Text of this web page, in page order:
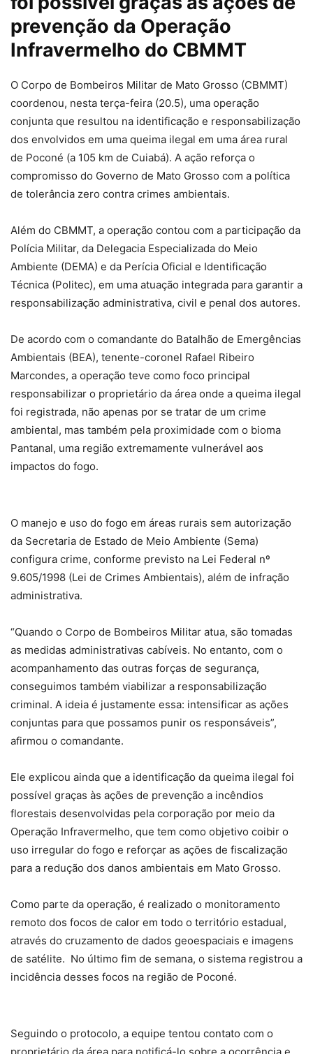
prevenção da Operação
Infravermelho do CBMMT
O Corpo de Bombeiros Militar de Mato Grosso (CBMMT)
coordenou, nesta terça-feira (20.5), uma operação
conjunta que resultou na identificação e responsabilização
dos envolvidos em uma queima ilegal em uma área rural
de Poconé (a 105 km de Cuiabá). A ação reforça o
compromisso do Governo de Mato Grosso com a política
de tolerância zero contra crimes ambientais.
Além do CBMMT, a operação contou com a participação da
Polícia Militar, da Delegacia Especializada do Meio
Ambiente (DEMA) e da Perícia Oficial e Identificação
Técnica (Politec), em uma atuação integrada para garantir a
responsabilização administrativa, civil e penal dos autores.
De acordo com o comandante do Batalhão de Emergências
Ambientais (BEA), tenente-coronel Rafael Ribeiro
Marcondes, a operação teve como foco principal
responsabilizar o proprietário da área onde a queima ilegal
foi registrada, não apenas por se tratar de um crime
ambiental, mas também pela proximidade com o bioma
Pantanal, uma região extremamente vulnerável aos
impactos do fogo.
O manejo e uso do fogo em áreas rurais sem autorização
da Secretaria de Estado de Meio Ambiente (Sema)
configura crime, conforme previsto na Lei Federal nº
9.605/1998 (Lei de Crimes Ambientais), além de infração
administrativa.
“Quando o Corpo de Bombeiros Militar atua, são tomadas
as medidas administrativas cabíveis. No entanto, com o
acompanhamento das outras forças de segurança,
conseguimos também viabilizar a responsabilização
criminal. A ideia é justamente essa: intensificar as ações
conjuntas para que possamos punir os responsáveis”,
afirmou o comandante.
Ele explicou ainda que a identificação da queima ilegal foi
possível graças às ações de prevenção a incêndios
florestais desenvolvidas pela corporação por meio da
Operação Infravermelho, que tem como objetivo coibir o
uso irregular do fogo e reforçar as ações de fiscalização
para a redução dos danos ambientais em Mato Grosso.
Como parte da operação, é realizado o monitoramento
remoto dos focos de calor em todo o território estadual,
através do cruzamento de dados geoespaciais e imagens
de satélite. No último fim de semana, o sistema registrou a
incidência desses focos na região de Poconé.
Seguindo o protocolo, a equipe tentou contato com o